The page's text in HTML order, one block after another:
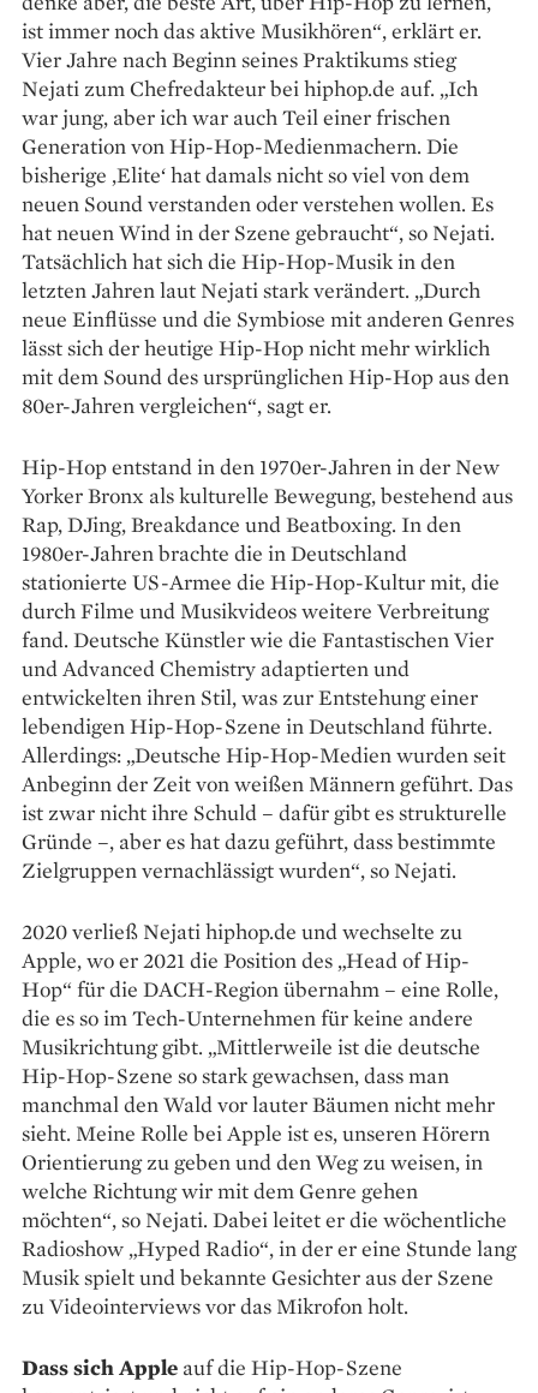
ist immer noch das aktive Musikhören“, erklärt er.
Vier Jahre nach Beginn seines Praktikums stieg
Nejati zum Chefredakteur bei hiphop.de auf. „Ich
war jung, aber ich war auch Teil einer frischen
Generation von Hip-Hop-Medienmachern. Die
bisherige ‚Elite‘ hat damals nicht so viel von dem
neuen Sound verstanden oder verstehen wollen. Es
hat neuen Wind in der Szene gebraucht“, so Nejati.
Tatsächlich hat sich die Hip-Hop-Musik in den
letzten ­Jahren laut Nejati stark verändert. „Durch
neue Einflüsse und die Symbiose mit anderen Genres
lässt sich der heutige Hip-Hop nicht mehr wirklich
mit dem Sound des ursprünglichen Hip-Hop aus den
80er-Jahren vergleichen“, sagt er.
Hip-Hop entstand in den 1970er-Jahren in der New
Yorker Bronx als kulturelle Bewegung, bestehend aus
Rap, DJing, Breakdance und Beatboxing. In den
1980er-Jahren brachte die in Deutschland
stationierte US-Armee die Hip-Hop-Kultur mit, die
durch Filme und Musikvideos weitere Verbreitung
fand. Deutsche Künstler wie die Fantastischen Vier
und Advanced Chemistry adaptierten und
entwickelten ihren Stil, was zur Entstehung einer
lebendigen Hip-Hop-Szene in Deutschland führte.
Allerdings: „Deutsche Hip-Hop-Medien wurden seit
Anbeginn der Zeit von weißen Männern geführt. Das
ist zwar nicht ihre Schuld – dafür gibt es strukturelle
Gründe –, aber es hat dazu geführt, dass bestimmte
Zielgruppen vernachlässigt wurden“, so Nejati.
2020 verließ Nejati hiphop.de und wechselte zu
Apple, wo er 2021 die Position des „Head of Hip-
Hop“ für die DACH-Region übernahm – eine Rolle,
die es so im Tech-Unternehmen für keine andere
Musikrichtung gibt. „Mittlerweile ist die deutsche
Hip-Hop-Szene so stark gewachsen, dass man
manchmal den Wald vor lauter Bäumen nicht mehr
sieht. Meine Rolle bei Apple ist es, unseren Hörern
Orientierung zu ­geben und den Weg zu weisen, in
welche Richtung wir mit dem Genre gehen
möchten“, so Nejati. Dabei leitet er die wöchentliche
Radioshow ­„Hyped Radio“, in der er eine Stunde lang
Musik spielt und bekannte ­Gesichter aus der Szene
zu Video­interviews vor das Mikrofon holt.
Dass sich Apple auf die Hip-Hop-Szene